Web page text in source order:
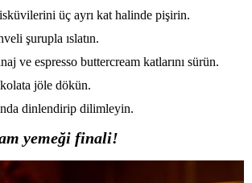
üç ayrı kat halinde pişirin.
şurupla ıslatın.
ve espresso buttercream katlarını sürün.
jöle dökün.
dinlendirip dilimleyin.
yemeği finali!